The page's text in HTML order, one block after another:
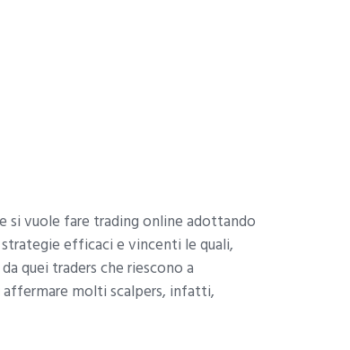
si vuole fare trading online adottando
efficaci e vincenti le quali,
quei traders che riescono a
molti scalpers, infatti,